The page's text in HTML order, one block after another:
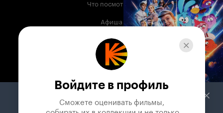
Что посмотреть
Афиша
Музыка
Телепрограмма
Служба поддержки
Войдите в профиль
Сможете оценивать фильмы,